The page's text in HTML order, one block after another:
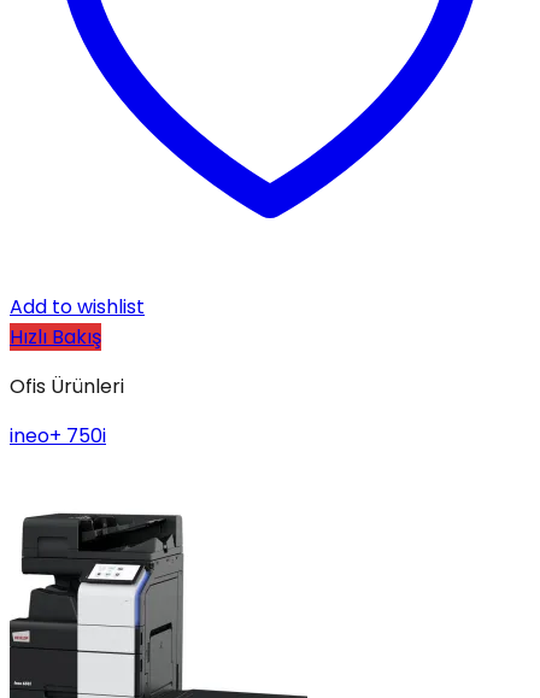
Add to wishlist
Hızlı Bakış
Ofis Ürünleri
ineo+ 750i